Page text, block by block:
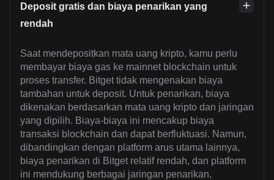
Deposit gratis dan biaya penarikan yang
rendah
Saat mendepositkan mata uang kripto, kamu perlu
membayar biaya gas ke mainnet blockchain untuk
proses transfer. Bitget tidak mengenakan biaya
tambahan untuk deposit. Untuk penarikan, biaya
dikenakan berdasarkan mata uang kripto dan jaringan
yang dipilih. Biaya-biaya ini mencakup biaya
transaksi blockchain dan dapat berfluktuasi. Namun,
dibandingkan dengan platform arus utama lainnya,
biaya penarikan di Bitget relatif rendah, dan platform
ini mendukung berbagai jaringan penarikan,